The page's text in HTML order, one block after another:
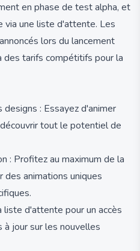
en phase de test alpha, et
via une liste d'attente. Les
lors du lancement
tarifs compétitifs pour la
: Essayez d'animer
tout le potentiel de
: Profitez au maximum de la
animations uniques
liste d'attente pour un accès
jour sur les nouvelles